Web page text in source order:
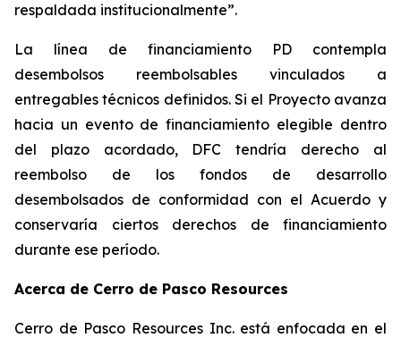
respaldada institucionalmente”.
La línea de financiamiento PD contempla
desembolsos reembolsables vinculados a
entregables técnicos definidos. Si el Proyecto avanza
hacia un evento de financiamiento elegible dentro
del plazo acordado, DFC tendría derecho al
reembolso de los fondos de desarrollo
desembolsados de conformidad con el Acuerdo y
conservaría ciertos derechos de financiamiento
durante ese período.
Acerca de Cerro de Pasco Resources
Cerro de Pasco Resources Inc. está enfocada en el